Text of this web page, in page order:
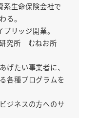
生命保険会社で
る。
リッジ開業。
究所 むねお所
げたい事業者に、
各種プログラムを
ジネスの方へのサ